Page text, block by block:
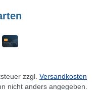
zzgl. Versandkosten
nicht anders angegeben.